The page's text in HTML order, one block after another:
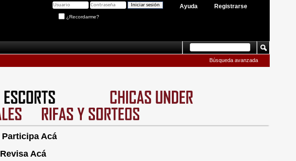
Registrarse
Ayuda
¿Recordarme?
Búsqueda avanzada
Participa Acá
Revisa Acá